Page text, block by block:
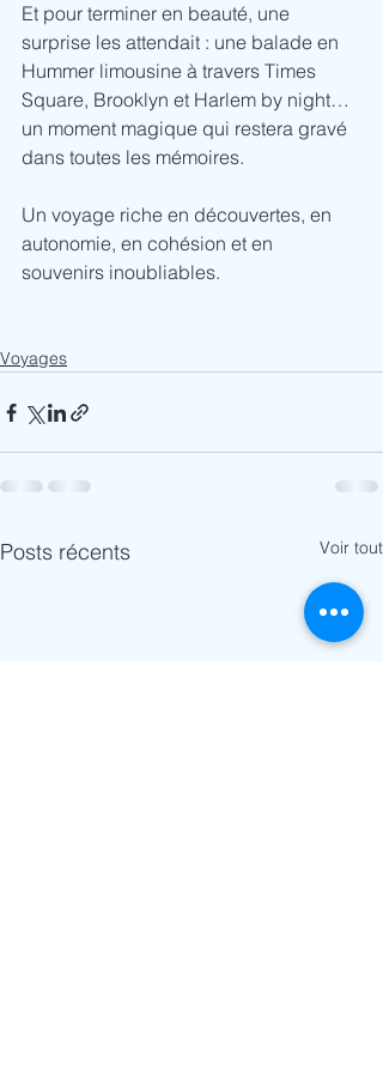
Et pour terminer en beauté, une
surprise les attendait : une balade en
Hummer limousine à travers Times
Square, Brooklyn et Harlem by night…
un moment magique qui restera gravé
dans toutes les mémoires.
Un voyage riche en découvertes, en
autonomie, en cohésion et en
souvenirs inoubliables.
Voyages
Posts récents Voir tout